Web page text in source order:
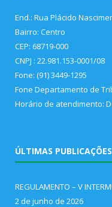
End.: Rua Plácido
Bairro: Centro
CEP: 68719-000
CNPJ : 22.981.153-0001/08
Fone: (91) 3449-1295
Fone Departamento de
Horário de atendimento:
ÚLTIMAS PUBLICAÇÕES
REGULAMENTO – V
2 de junho de 2026